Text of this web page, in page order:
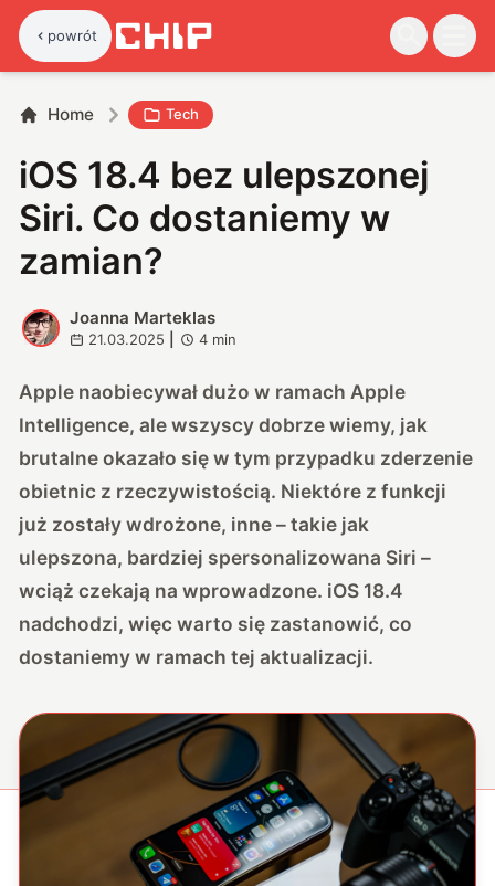
powrót
Home Tech
iOS 18.4 bez ulepszonej
Siri. Co dostaniemy w
zamian?
J
Joanna Marteklas
21.03.2025 4 min
Apple naobiecywał dużo w ramach Apple
Intelligence, ale wszyscy dobrze wiemy, jak
brutalne okazało się w tym przypadku zderzenie
obietnic z rzeczywistością. Niektóre z funkcji
już zostały wdrożone, inne – takie jak
ulepszona, bardziej spersonalizowana Siri –
wciąż czekają na wprowadzone. iOS 18.4
nadchodzi, więc warto się zastanowić, co
dostaniemy w ramach tej aktualizacji.